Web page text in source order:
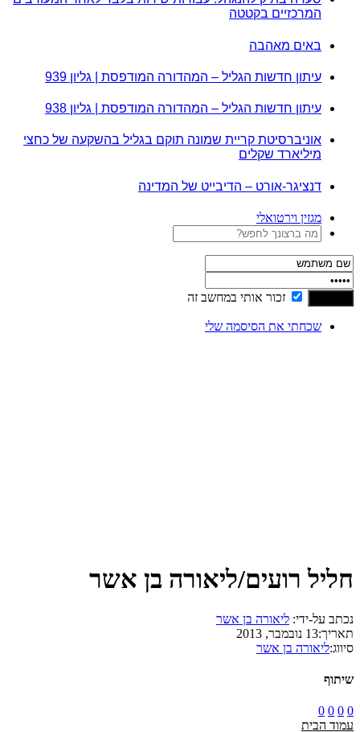
המרכזיים בקטטה
באים מאהבה
עיתון חדשות הגליל – המהדורה המודפסת | גליון 939
עיתון חדשות הגליל – המהדורה המודפסת | גליון 938
אוניברסיטת קריית שמונה תוקם בגליל בהשקעה של כחצי
מיליארד שקלים
דנציגר-אורט – הדיבייט של המדינה
מגזין וירטואלי
זכור אותי במחשב זה
שכחתי את הסיסמה שלי
חליל רועים/ליאורה בן אשר
נכתב על-ידי: ליאורה בן אשר
תאריך:13 נובמבר, 2013
סיווג:ליאורה בן אשר
שיתוף
0
0
0
0
עמוד הבית